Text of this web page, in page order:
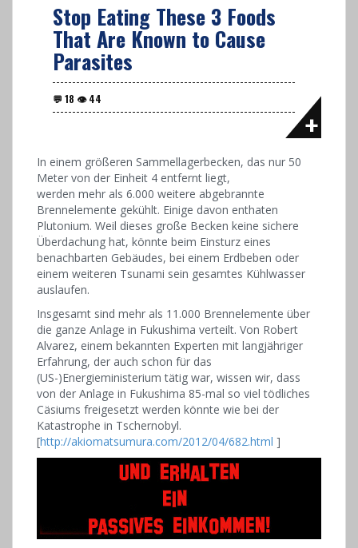
Stop Eating These 3 Foods
That Are Known to Cause
Parasites
In einem größeren Sammellagerbecken, das nur 50
Meter von der Einheit 4 entfernt liegt,
werden mehr als 6.000 weitere abgebrannte
Brennelemente gekühlt. Einige davon enthaten
Plutonium. Weil dieses große Becken keine sichere
Überdachung hat, könnte beim Einsturz eines
benachbarten Gebäudes, bei einem Erdbeben oder
einem weiteren Tsunami sein gesamtes Kühlwasser
auslaufen.
Insgesamt sind mehr als 11.000 Brennelemente über
die ganze Anlage in Fukushima verteilt. Von Robert
Alvarez, einem bekannten Experten mit langjähriger
Erfahrung, der auch schon für das
(US-)Energieministerium tätig war, wissen wir, dass
von der Anlage in Fukushima 85-mal so viel tödliches
Cäsiums freigesetzt werden könnte wie bei der
Katastrophe in Tschernobyl.
[http://akiomatsumura.com/2012/04/682.html ]